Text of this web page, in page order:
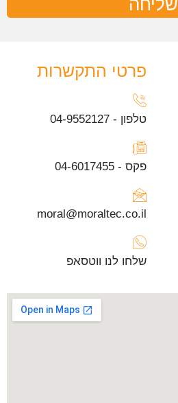
פרטי התקשרות
טלפון - 04-9552127
פקס - 04-6017455
moral@moraltec.co.il
שלחו לנו ווטסאפ